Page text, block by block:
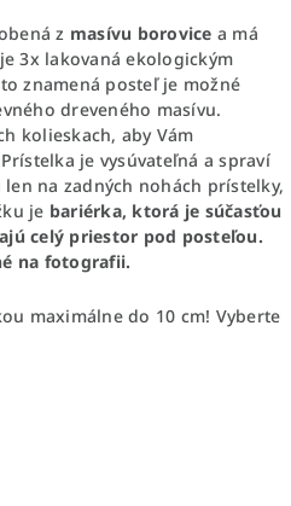
z masívu borovice a má
3x lakovaná ekologickým
znamená posteľ je možné
dreveného masívu.
kolieskach, aby Vám
je vysúvateľná a spraví
na zadných nohách prístelky,
je bariérka, ktorá je súčasťou
celý priestor pod posteľou.
na fotografii.
maximálne do 10 cm! Vyberte